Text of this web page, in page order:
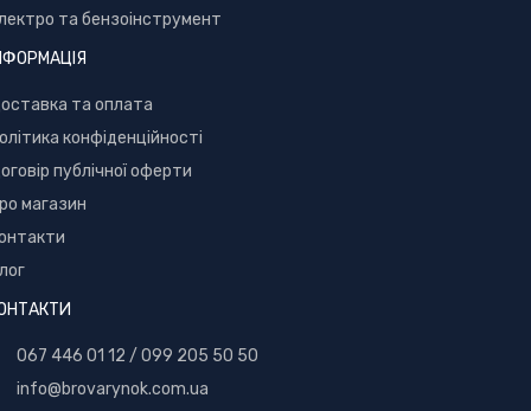
та бензоінструмент
та оплата
конфіденційності
публічної оферти
магазин
067 446 01 12 / 099 205 50 50
info@brovarynok.com.ua